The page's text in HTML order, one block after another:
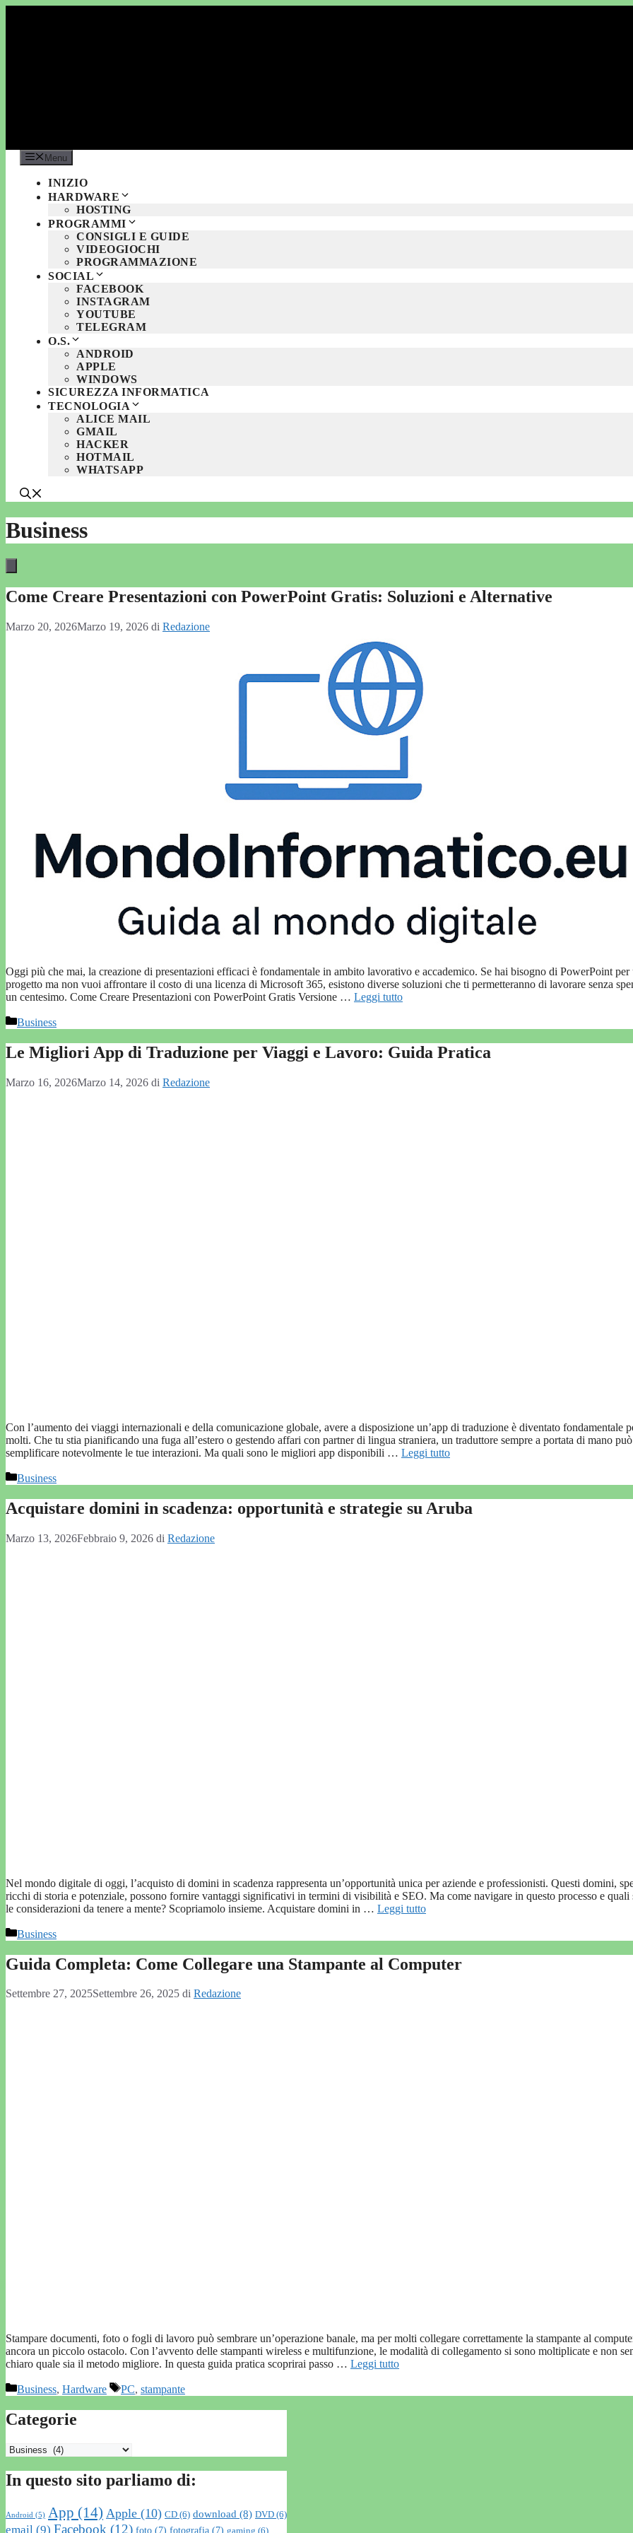
Menu
INIZIO
HARDWARE
HOSTING
PROGRAMMI
CONSIGLI E GUIDE
VIDEOGIOCHI
PROGRAMMAZIONE
SOCIAL
FACEBOOK
INSTAGRAM
YOUTUBE
TELEGRAM
O.S.
ANDROID
APPLE
WINDOWS
SICUREZZA INFORMATICA
TECNOLOGIA
ALICE MAIL
GMAIL
HACKER
HOTMAIL
WHATSAPP
Business
Come Creare Presentazioni con PowerPoint Gratis: Soluzioni e Alternative
Marzo 20, 2026Marzo 19, 2026 di Redazione
Oggi più che mai, la creazione di presentazioni efficaci è fondamentale in ambito lavorativo e accademico. Se hai bisogno di PowerPoint per
progetto ma non vuoi affrontare il costo di una licenza di Microsoft 365, esistono diverse soluzioni che ti permetteranno di lavorare senza
un centesimo. Come Creare Presentazioni con PowerPoint Gratis Versione … Leggi tutto
Categorie
Business
Le Migliori App di Traduzione per Viaggi e Lavoro: Guida Pratica
Marzo 16, 2026Marzo 14, 2026 di Redazione
Con l’aumento dei viaggi internazionali e della comunicazione globale, avere a disposizione un’app di traduzione è diventato fondamentale
molti. Che tu stia pianificando una fuga all’estero o gestendo affari con partner di lingua straniera, un traduttore sempre a portata di mano può
semplificare notevolmente le tue interazioni. Ma quali sono le migliori app disponibili … Leggi tutto
Categorie
Business
Acquistare domini in scadenza: opportunità e strategie su Aruba
Marzo 13, 2026Febbraio 9, 2026 di Redazione
Nel mondo digitale di oggi, l’acquisto di domini in scadenza rappresenta un’opportunità unica per aziende e professionisti. Questi domini,
ricchi di storia e potenziale, possono fornire vantaggi significativi in termini di visibilità e SEO. Ma come navigare in questo processo e quali
le considerazioni da tenere a mente? Scopriamolo insieme. Acquistare domini in … Leggi tutto
Categorie
Business
Guida Completa: Come Collegare una Stampante al Computer
Settembre 27, 2025Settembre 26, 2025 di Redazione
Stampare documenti, foto o fogli di lavoro può sembrare un’operazione banale, ma per molti collegare correttamente la stampante al
ancora un piccolo ostacolo. Con l’avvento delle stampanti wireless e multifunzione, le modalità di collegamento si sono moltiplicate e non
chiaro quale sia il metodo migliore. In questa guida pratica scoprirai passo … Leggi tutto
Categorie
Business, Hardware Tag
PC, stampante
Categorie
Categorie
In questo sito parliamo di:
Android (5) App (14) Apple (10) CD (6) download (8) DVD (6)
email (9) Facebook (12) foto (7) fotografia (7) gaming (6)